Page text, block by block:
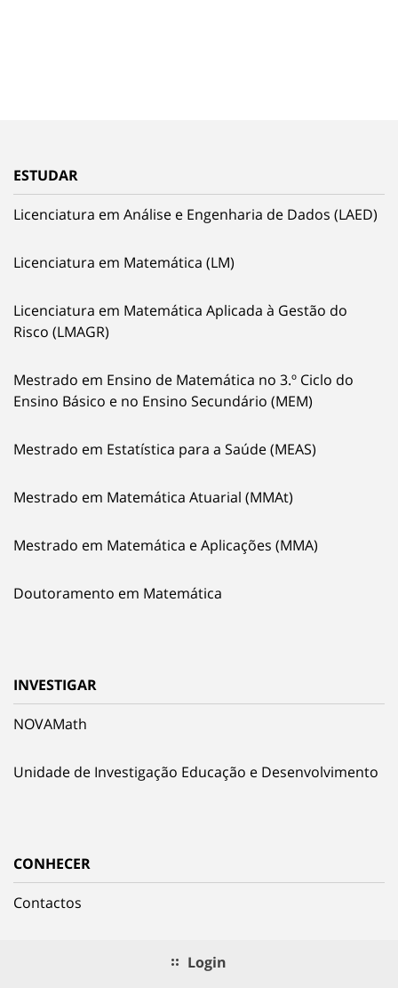
ESTUDAR
Licenciatura em Análise e Engenharia de Dados (LAED)
Licenciatura em Matemática (LM)
Licenciatura em Matemática Aplicada à Gestão do
Risco (LMAGR)
Mestrado em Ensino de Matemática no 3.º Ciclo do
Ensino Básico e no Ensino Secundário (MEM)
Mestrado em Estatística para a Saúde (MEAS)
Mestrado em Matemática Atuarial (MMAt)
Mestrado em Matemática e Aplicações (MMA)
Doutoramento em Matemática
INVESTIGAR
NOVAMath
Unidade de Investigação Educação e Desenvolvimento
CONHECER
Contactos
Login